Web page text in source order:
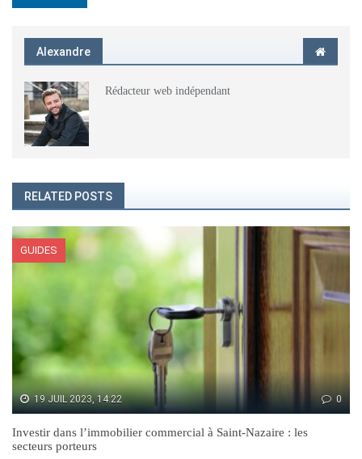
Alexandre
Rédacteur web indépendant
RELATED POSTS
GUIDES
19 JUIL 2023, 14:22 0
Investir dans l’immobilier commercial à Saint-Nazaire : les
secteurs porteurs